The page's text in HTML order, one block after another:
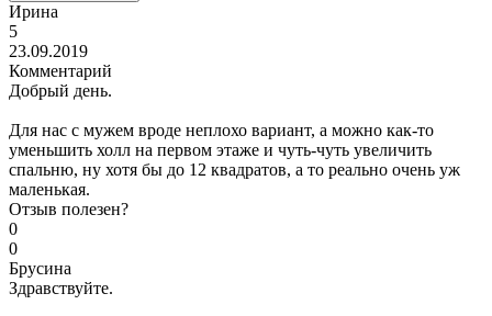
Ирина
5
23.09.2019
Комментарий
Добрый день.
Для нас с мужем вроде неплохо вариант, а можно как-то
уменьшить холл на первом этаже и чуть-чуть увеличить
спальню, ну хотя бы до 12 квадратов, а то реально очень уж
маленькая.
Отзыв полезен?
0
0
Брусина
Здравствуйте.